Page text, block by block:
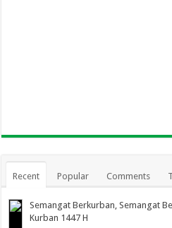
Recent Popular Comments
Semangat Berkurban, Semangat
Kurban 1447 H